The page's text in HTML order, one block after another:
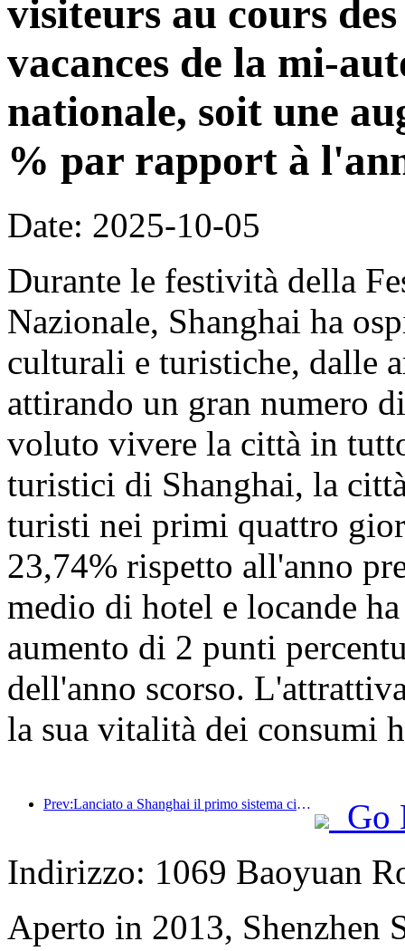
visiteurs au cours
vacances de la mi-
nationale, soit une
% par rapport à
Date: 2025-10-05
Durante le festività della
Nazionale, Shanghai ha
culturali e turistiche, dalle
attirando un gran numero
voluto vivere la città in
turistici di Shanghai, la
turisti nei primi quattro
23,74% rispetto all'anno
medio di hotel e locande
aumento di 2 punti
dell'anno scorso.
la sua vitalità dei consumi
Prev:Lanciato a Shanghai il primo sistema cinese di consumo culturale e turistico self-service per turisti stranieri
Go
Indirizzo: 1069 Baoyuan
Aperto in 2013, Shenzhen